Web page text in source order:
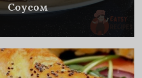
Соусом